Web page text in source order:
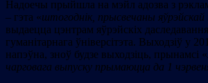
Надоечы прыйшла на мэйл адозва з
– гэта «штогоднік, прысвечаны
выдаецца цэнтрам яўрэйскіх
гуманітарнага ўніверсітэта. Выходзіў у
напэўна, зноў будзе выходзіць, прынамсі «
чарговага выпуску прымаюцца да 1